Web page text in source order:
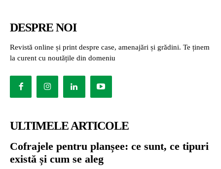
DESPRE NOI
Revistă online și print despre case, amenajări și grădini. Te ținem
la curent cu noutățile din domeniu
ULTIMELE ARTICOLE
Cofrajele pentru planșee: ce sunt, ce tipuri
există și cum se aleg